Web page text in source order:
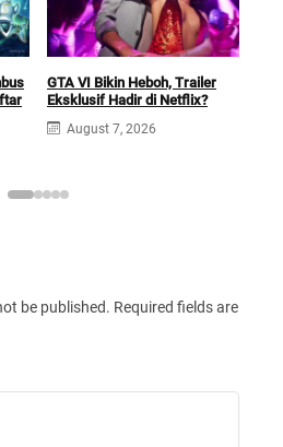
GTA VI Bikin Heboh, Trailer
Eksklusif Hadir di Netflix?
August 7, 2026
be published. Required fields are